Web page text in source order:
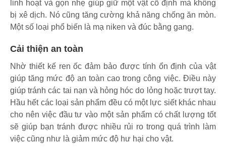
linh hoạt và gọn nhẹ giúp giữ một vật cố định mà không
bị xê dịch. Nó cũng tăng cường khả năng chống ăn mòn.
Một số loại phổ biến là mạ niken và đúc bằng gang.
Cải thiện an toàn
Nhờ thiết kế ren ốc đảm bảo được tính ổn định của vật
giúp tăng mức độ an toàn cao trong công việc. Điều này
giúp tránh các tai nạn và hỏng hóc do lỏng hoặc trượt tay.
Hầu hết các loại sản phẩm đều có một lực siết khác nhau
cho nên việc đầu tư vào một sản phẩm có chất lượng tốt
sẽ giúp bạn tránh được nhiều rủi ro trong quá trình làm
việc cũng như là giảm mức độ hư hại cho vật.